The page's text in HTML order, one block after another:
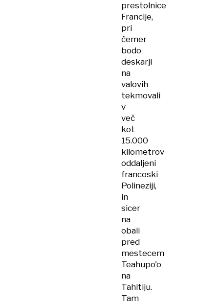
prestolnice
Francije,
pri
čemer
bodo
deskarji
na
valovih
tekmovali
v
več
kot
15.000
kilometrov
oddaljeni
francoski
Polineziji,
in
sicer
na
obali
pred
mestecem
Teahupo'o
na
Tahitiju.
Tam